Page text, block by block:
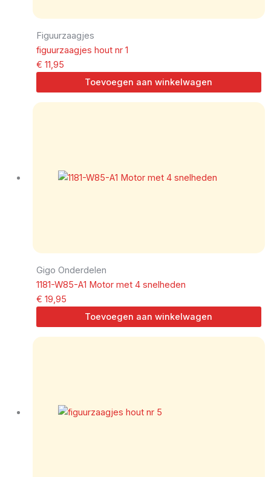
Figuurzaagjes
figuurzaagjes hout nr 1
€ 11,95
Toevoegen aan winkelwagen
Gigo Onderdelen
1181-W85-A1 Motor met 4 snelheden
€ 19,95
Toevoegen aan winkelwagen